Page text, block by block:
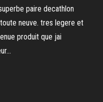
paire decathlon
neuve. tres legere et
produit que jai